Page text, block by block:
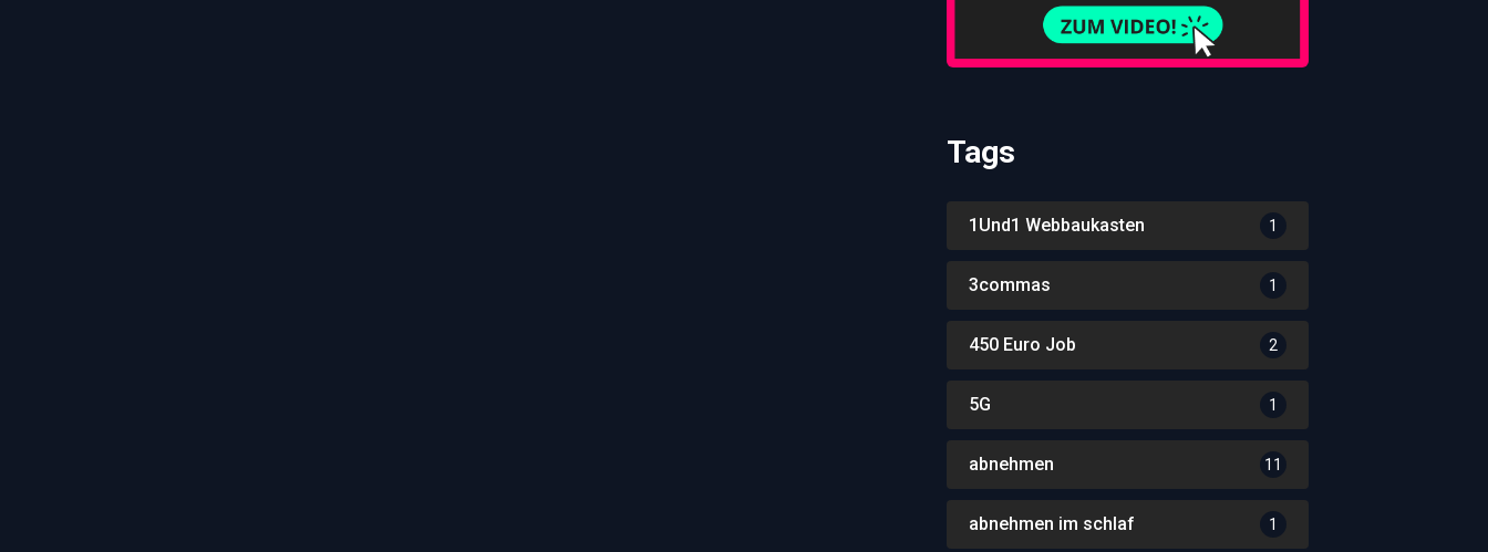
Tags
1Und1 Webbaukasten 1
3commas 1
450 Euro Job 2
5G 1
abnehmen 11
abnehmen im schlaf 1